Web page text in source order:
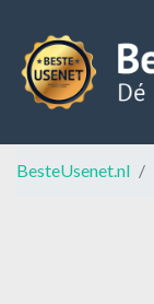
BesteUsenet.nl